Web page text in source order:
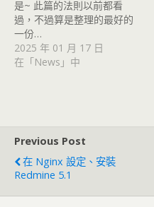
是~ 此篇的法則以前都看
過，不過算是整理的最好的
一份…
2025 年 01 月 17 日
在「News」中
Previous Post
在 Nginx 設定、安裝
Redmine 5.1